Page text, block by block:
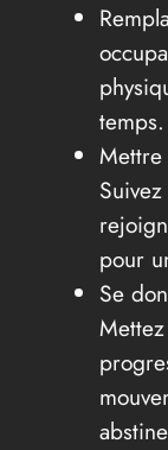
temps.
pour
Se